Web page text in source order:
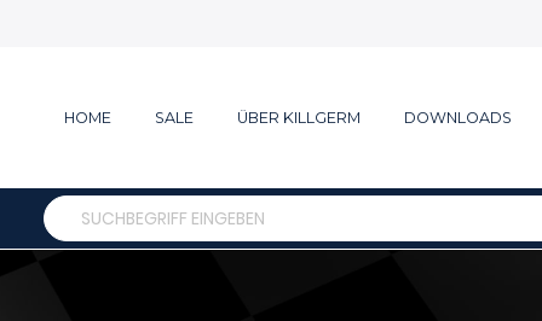
HOME SALE ÜBER KILLGERM DOWNLOADS
Search